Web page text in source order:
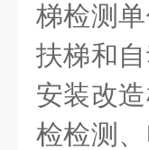
梯检测
扶梯和
安装改
检检测